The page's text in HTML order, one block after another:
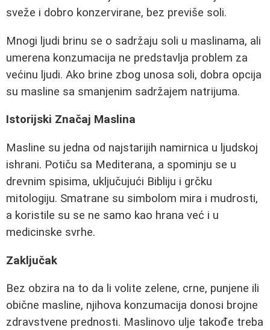
sveže i dobro konzervirane, bez previše soli.
Mnogi ljudi brinu se o sadržaju soli u maslinama, ali
umerena konzumacija ne predstavlja problem za
većinu ljudi. Ako brine zbog unosa soli, dobra opcija
su masline sa smanjenim sadržajem natrijuma.
Istorijski Značaj Maslina
Masline su jedna od najstarijih namirnica u ljudskoj
ishrani. Potiču sa Mediterana, a spominju se u
drevnim spisima, uključujući Bibliju i grčku
mitologiju. Smatrane su simbolom mira i mudrosti,
a koristile su se ne samo kao hrana već i u
medicinske svrhe.
Zaključak
Bez obzira na to da li volite zelene, crne, punjene ili
obične masline, njihova konzumacija donosi brojne
zdravstvene prednosti. Maslinovo ulje takođe treba